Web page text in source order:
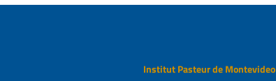
Institut Pasteur de Montevideo